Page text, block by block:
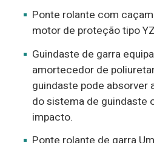
Ponte rolante com
motor de proteção tipo
Guindaste de garra
amortecedor de
guindaste pode absorver
do sistema de guindaste
impacto.